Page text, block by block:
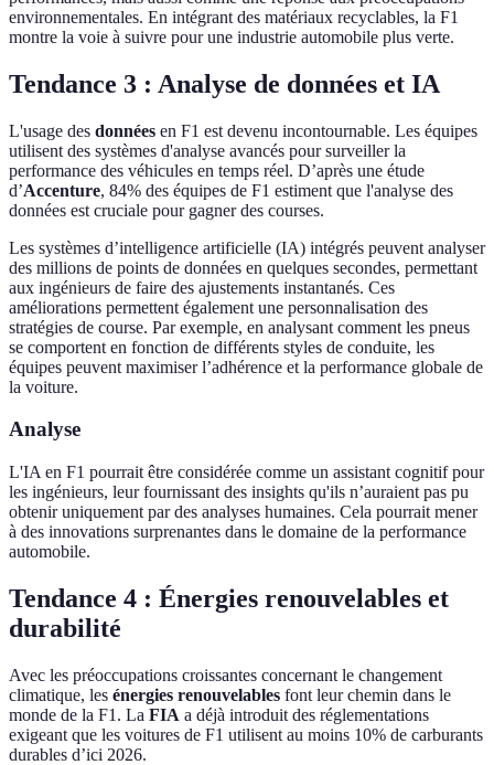
environnementales. En intégrant des matériaux recyclables, la F1
montre la voie à suivre pour une industrie automobile plus verte.
Tendance 3 : Analyse de données et IA
L'usage des données en F1 est devenu incontournable. Les équipes
utilisent des systèmes d'analyse avancés pour surveiller la
performance des véhicules en temps réel. D’après une étude
d’Accenture, 84% des équipes de F1 estiment que l'analyse des
données est cruciale pour gagner des courses.
Les systèmes d’intelligence artificielle (IA) intégrés peuvent analyser
des millions de points de données en quelques secondes, permettant
aux ingénieurs de faire des ajustements instantanés. Ces
améliorations permettent également une personnalisation des
stratégies de course. Par exemple, en analysant comment les pneus
se comportent en fonction de différents styles de conduite, les
équipes peuvent maximiser l’adhérence et la performance globale de
la voiture.
Analyse
L'IA en F1 pourrait être considérée comme un assistant cognitif pour
les ingénieurs, leur fournissant des insights qu'ils n’auraient pas pu
obtenir uniquement par des analyses humaines. Cela pourrait mener
à des innovations surprenantes dans le domaine de la performance
automobile.
Tendance 4 : Énergies renouvelables et
durabilité
Avec les préoccupations croissantes concernant le changement
climatique, les énergies renouvelables font leur chemin dans le
monde de la F1. La FIA a déjà introduit des réglementations
exigeant que les voitures de F1 utilisent au moins 10% de carburants
durables d’ici 2026.